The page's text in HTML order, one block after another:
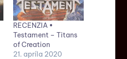
RECENZIA •
Testament – Titans
of Creation
21. apríla 2020